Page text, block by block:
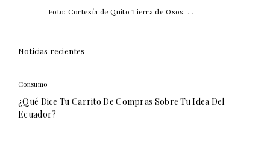
Foto: Cortesía de Quito Tierra de Osos. ...
Noticias recientes
Consumo
¿Qué Dice Tu Carrito De Compras Sobre Tu Idea Del
Ecuador?